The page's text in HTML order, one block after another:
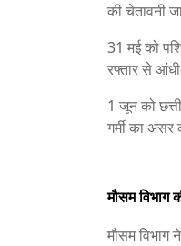
की चेतावनी
31 मई को
रफ्तार से
1 जून को
गर्मी का असर
मौसम विभाग
मौसम विभाग